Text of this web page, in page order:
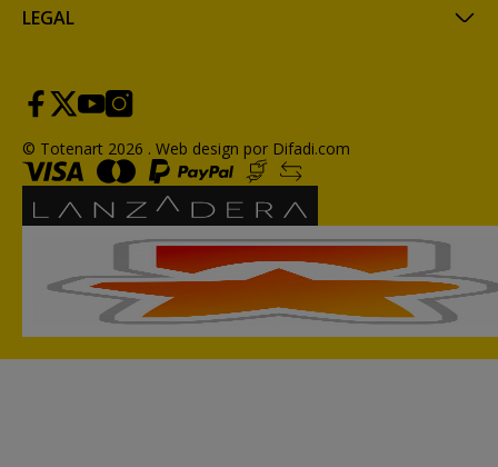
LEGAL
© Totenart 2026 . Web design por Difadi.com